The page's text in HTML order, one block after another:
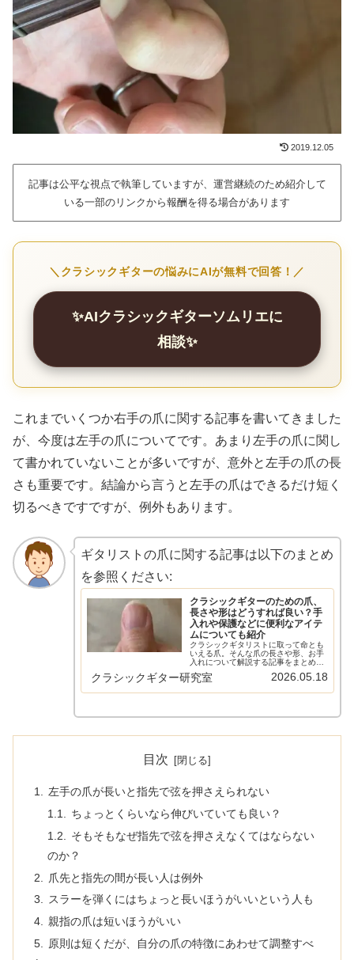
2019.12.05
記事は公平な視点で執筆していますが、運営継続のため紹介して
いる一部のリンクから報酬を得る場合があります
＼クラシックギターの悩みにAIが無料で回答！／
✨AIクラシックギターソムリエに
相談✨
これまでいくつか右手の爪に関する記事を書いてきました
が、今度は左手の爪についてです。あまり左手の爪に関し
て書かれていないことが多いですが、意外と左手の爪の長
さも重要です。結論から言うと左手の爪はできるだけ短く
切るべきですですが、例外もあります。
ギタリストの爪に関する記事は以下のまとめ
を参照ください:
クラシックギターのための爪、
長さや形はどうすれば良い？手
入れや保護などに便利なアイテ
ムについても紹介
クラシックギタリストに取って命とも
いえる爪。そんな爪の長さや形、お手
入れについて解説する記事をまとめま
した。また、爪ヤスリや爪を育てるた
めのクリーム、保護するためのものに
クラシックギター研究室 2026.05.18
目次
左手の爪が長いと指先で弦を押さえられない
ちょっとくらいなら伸びいていても良い？
そもそもなぜ指先で弦を押さえなくてはならない
のか？
爪先と指先の間が長い人は例外
スラーを弾くにはちょっと長いほうがいいという人も
親指の爪は短いほうがいい
原則は短くだが、自分の爪の特徴にあわせて調整すべ